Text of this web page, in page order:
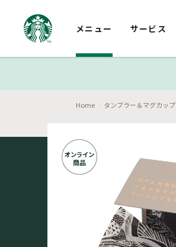
メニュー サービス
Home タンブラー＆マグカップ
オンライン
商品